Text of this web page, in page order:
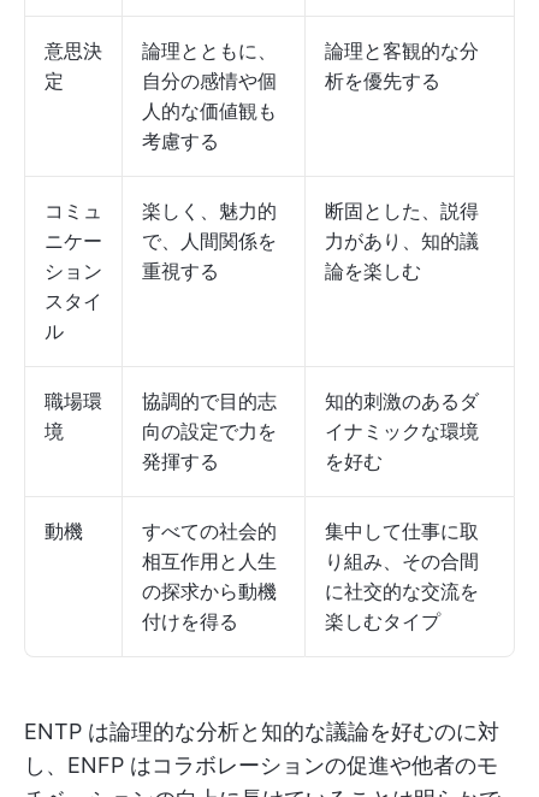
意思決
定
論理とともに、
自分の感情や個
人的な価値観も
考慮する
論理と客観的な分
析を優先する
コミュ
ニケー
ション
スタイ
ル
楽しく、魅力的
で、人間関係を
重視する
断固とした、説得
力があり、知的議
論を楽しむ
職場環
境
協調的で目的志
向の設定で力を
発揮する
知的刺激のあるダ
イナミックな環境
を好む
動機
すべての社会的
相互作用と人生
の探求から動機
付けを得る
集中して仕事に取
り組み、その合間
に社交的な交流を
楽しむタイプ
ENTP は論理的な分析と知的な議論を好むのに対
し、ENFP はコラボレーションの促進や他者のモ